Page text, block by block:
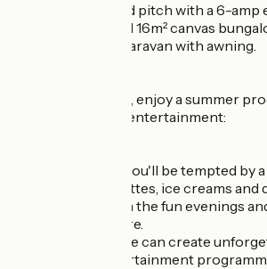
a spacious, shaded pitch with a 6-
in a fully-equipped 16m² canvas
a fully-equipped caravan with awning.
In July and August, enjoy a summer
with flavours and entertainment:
At the snack bar, you'll be tempted by
grilled meats, galettes, ice creams and
Every week, join in the fun evenings
festive atmosphere.
Young and old alike can create
thanks to an entertainment